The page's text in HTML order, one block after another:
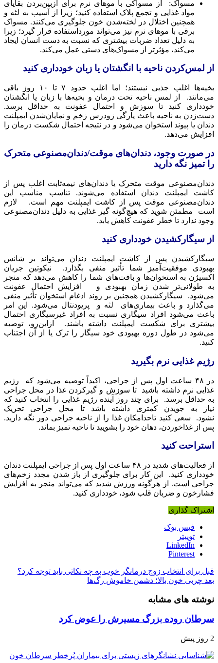
مسواک: از مسواکی با موهای نرم برای ازبین‌بردن بقایای
مواد غذایی و تجمع پلاک استفاده کنید؛ زیرا از آسیب به لثه و
همچنین اختلال در لخته‌شدن خون جلوگیری می‌کنند. مسواک
برقی با موهای نرم نیز می‌تواند مورداستفاده قرار گیرد؛ زیرا
به دلیل تعداد ضربات بیشتری که نسبت به دست انسان ایجاد
می‌کند، مؤثرتر از مسواک‌های دستی عمل می‌کند.
از لمس‌کردن ناحیه با انگشتان یا زبان خودداری کنید
بخیه‌ها اغلب جذبی نیستند؛ اما اغلب حدود ۷ تا ۱۰ روز باقی
می‌مانند. از لمس ناحیه تحت درمان و بخیه‌ها با زبان یا انگشتان
خودداری کنید تا سوزش و احتمال عفونت به حداقل برسد.
دست‌زدن به ناحیه باعث پارگی زودرس زخم و نمایان‌شدن ایمپلنت
دندان یا پیوند استخوان می‌شود و در نتیجه احتمال شکست درمان را
افزایش می‌دهد.
در صورت وجود، دندان‌های موقت/دندان‌مصنوعی متحرک
را تمیز نگه دارید
دندان‌مصنوعی موقت متحرک یا دندان‌های نیمه‌ثابت اغلب پس از
کاشت ایمپلنت دندان استفاده می‌شوند. تناسب مناسب این
دندان‌مصنوعی موقت پس از کاشت ایمپلنت مهم است. لازم
است مطمئن شوید که هیچ‌گونه گیر غذایی به دلیل دندان‌مصنوعی
وجود ندارد تا خطر عفونت کاهش یابد.
از سیگارکشیدن خودداری کنید
سیگارکشیدن پس از کاشت ایمپلنت دندان می‌تواند بر شانس
بهبودی موفقیت‌آمیز شما تأثیر منفی بگذارد. نیکوتین جریان
اکسیژن به استخوان‌ها و بافت‌های شما را کاهش می‌دهد که منجر
به طولانی‌تر شدن زمان بهبودی و افزایش احتمال عفونت
می‌شود. سیگارکشیدن همچنین بر روند ادغام استخوان تأثیر منفی
می‌گذارد و باعث بیماری‌های لثه و پریودنتال می‌شود. این امر
باعث می‌شود افراد سیگاری نسبت به افراد غیرسیگاری احتمال
بیشتری برای شکست ایمپلنت داشته باشند. ازاین‌رو، توصیه
می‌شود در طول دوره بهبودی خود سیگار را ترک یا از آن اجتناب
کنید.
رژیم غذایی نرم بگیرید
در ۴۸ ساعت اول پس از جراحی، اکیداً توصیه می‌شود که رژیم
غذایی نرم داشته باشید تا سوزش و گیرکردن غذا در محل جراحی
به حداقل برسد. برای چند روز آینده رژیم غذایی را انتخاب کنید که
نیاز به جویدن کمتری داشته باشد تا محل جراحی تحریک
نشود. سعی کنید تاحدامکان غذا را از ناحیه جراحی دور نگه دارید.
پس از غذاخوردن، دهان خود را بشویید تا ناحیه تمیز بماند.
استراحت کنید
از فعالیت‌های شدید در ۴۸ ساعت اول پس از جراحی ایمپلنت دندان
خودداری کنید. این کار برای جلوگیری از باز شدن مجدد زخم‌های
جراحی است. از هرگونه ورزش شدید که می‌تواند منجر به افزایش
فشارخون و ضربان قلب شود، خودداری کنید.
اشتراک گذاری
فیس بوک
توییتر
LinkedIn
Pinterest
قبل برای انتخاب زوج درمانگر خوب به چه نکاتی باید توجه کرد؟
بعد چربی خون بالا؛ دشمن خاموش رگ‌ها
نوشته های مشابه
سرطان روده بزرگ مسیرش را عوض کرد
2 روز پیش